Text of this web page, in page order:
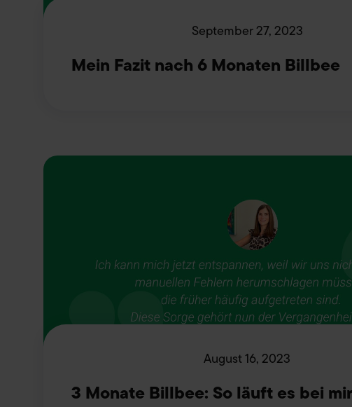
September 27, 2023
Mein Fazit nach 6 Monaten Billbee
August 16, 2023
3 Monate Billbee: So läuft es bei